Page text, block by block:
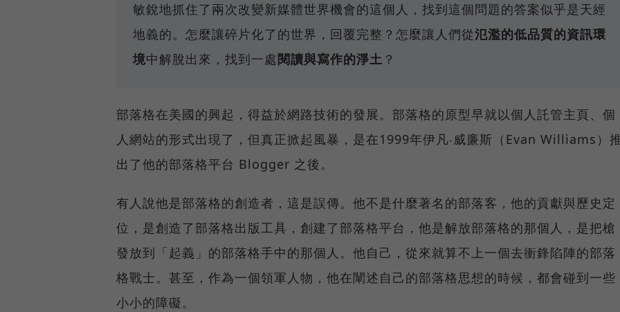
敏銳地抓住了兩次改變新媒體世界機會的這個人，找到這個問題的答案似乎是天經
地義的。怎麼讓碎片化了的世界，回覆完整？怎麼讓人們從氾濫的低品質的資訊環
境中解脫出來，找到一處閱讀與寫作的淨土 ？
部落格在美國的興起，得益於網路技術的發展。部落格的原型早就以個人託管主頁、個
人網站的形式出現了，但真正掀起風暴，是在1999年伊凡‧威廉斯（Evan Williams）
出了他的部落格平台 Blogger 之後。
有人說他是部落格的創造者，這是誤傳。他不是什麼著名的部落客，他的貢獻與歷史定
位，是創造了部落格出版工具，創建了部落格平台，他是解放部落格的那個人，是把槍
發放到「起義」的部落格手中的那個人。他自己，從來就算不上一個去衝鋒陷陣的部落
格戰士。甚至，作為一個領軍人物，他在闡述自己的部落格思想的時候，都會碰到一些
小小的障礙。